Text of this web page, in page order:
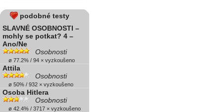
podobné testy
SLAVNÉ OSOBNOSTI –
mohly se potkat? 4 –
Ano/Ne
Osobnosti
ø 77.2% / 94 × vyzkoušeno
Attila
Osobnosti
ø 50% / 932 × vyzkoušeno
Osoba Hitlera
Osobnosti
ø 42.4% / 3717 × vyzkoušeno